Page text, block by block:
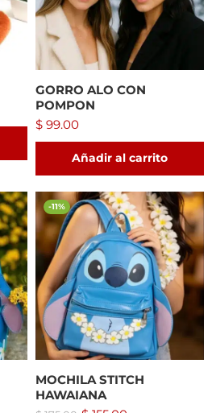
GORRO ALO CON
POMPON
$ 99.00
Añadir al carrito
-11%
MOCHILA STITCH
HAWAIANA